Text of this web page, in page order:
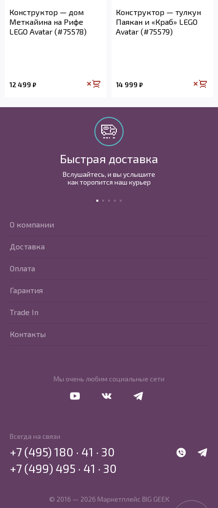
Конструктор — дом
Меткайина на Рифе
LEGO Avatar (#75578)
12 499 ₽
Конструктор — тулкун
Паякан и «Краб» LEGO
Avatar (#75579)
14 999 ₽
Быстрая доставка
Вслушайтесь, и вы услышите
как торопится наш курьер
Мы очень любим социальные сети
О компании
Доставка
Оплата
Гарантия
Trade In
Контакты
Всегда на связи
WhatsApp
+7 (495) 180 · 41 · 30
+7 (499) 495 · 41 · 30
© 2016 — 2026 Маркетплейс BIG GEEK